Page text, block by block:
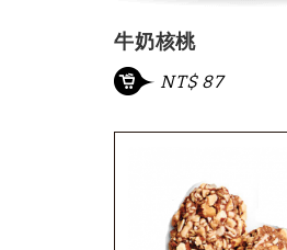
牛奶核桃
NT$ 87